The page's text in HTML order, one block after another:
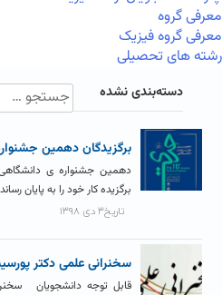
معرفی گروه
معرفی گروه فیزیک
رشته های تحصیلی
دسته‌بندی نشده
برگزیدگان دهمین
دهمین جشنواره ی
برگزیده کار خود را به پایان
تاریخ۳ دی ۱۳۹۸
سخنرانی علمی دکتر
قابل توجه دانشجویان